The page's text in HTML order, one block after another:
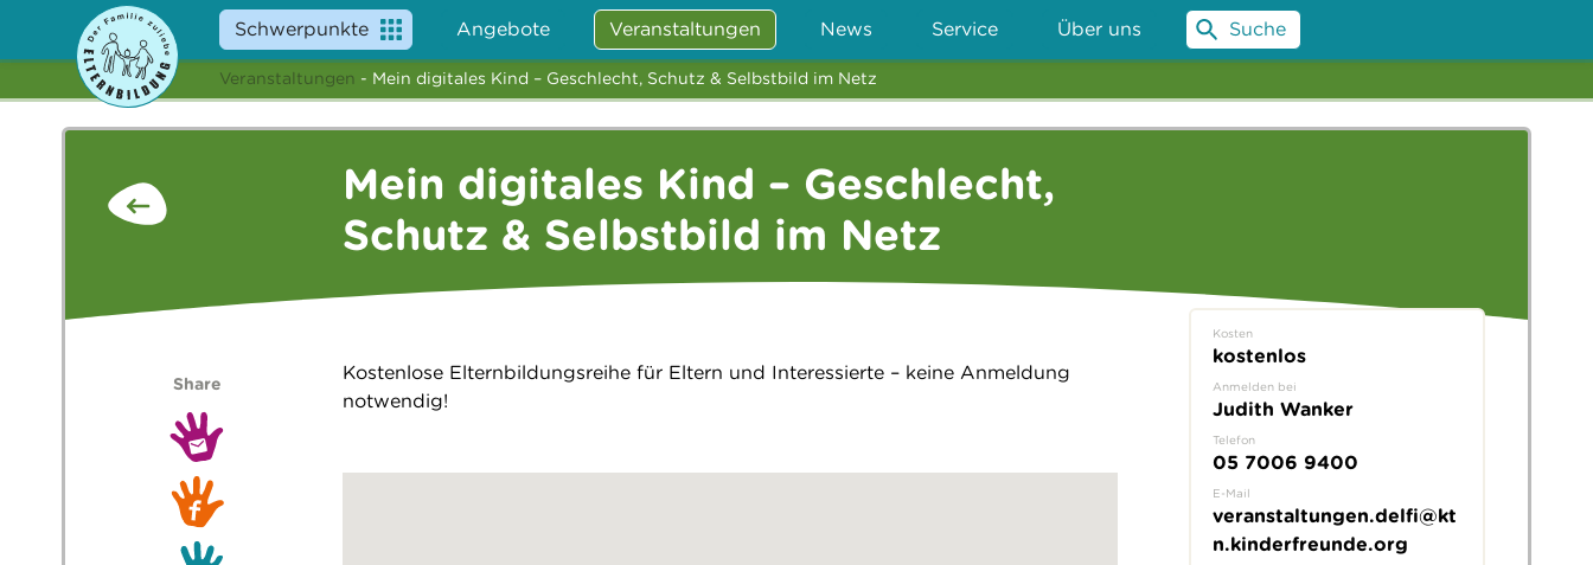
Schwerpunkte Angebote Veranstaltungen News Service Über uns Suche
Veranstaltungen - Mein digitales Kind – Geschlecht, Schutz & Selbstbild im Netz
Mein digitales Kind – Geschlecht,
Schutz & Selbstbild im Netz
Kostenlose Elternbildungsreihe für Eltern und Interessierte – keine Anmeldung
notwendig!
Share
Kosten
kostenlos
Anmelden bei
Judith Wanker
Telefon
05 7006 9400
E-Mail
veranstaltungen.delfi@kt
n.kinderfreunde.org